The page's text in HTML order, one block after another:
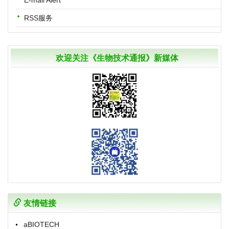
RSS服务
欢迎关注《生物技术通报》新媒体
友情链接
aBIOTECH